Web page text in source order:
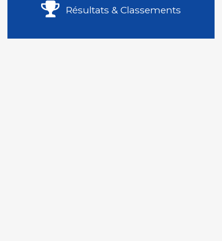
Résultats & Classements